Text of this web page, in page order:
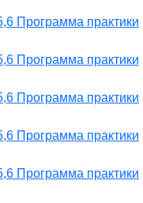
Программа практики
Программа практики
Программа практики
Программа практики
Программа практики